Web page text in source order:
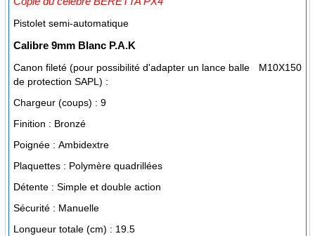
Pistolet semi-automatique
Calibre 9mm Blanc P.A.K
Canon fileté (pour possibilité d'adapter un lance balle
de protection SAPL) :
M10X150
Chargeur (coups) : 9
Finition : Bronzé
Poignée : Ambidextre
Plaquettes : Polymère quadrillées
Détente : Simple et double action
Sécurité : Manuelle
Longueur totale (cm) : 19.5